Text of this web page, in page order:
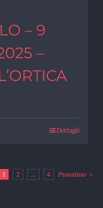
– 9
–
Dettagli
1 2 … 4 Prossimo